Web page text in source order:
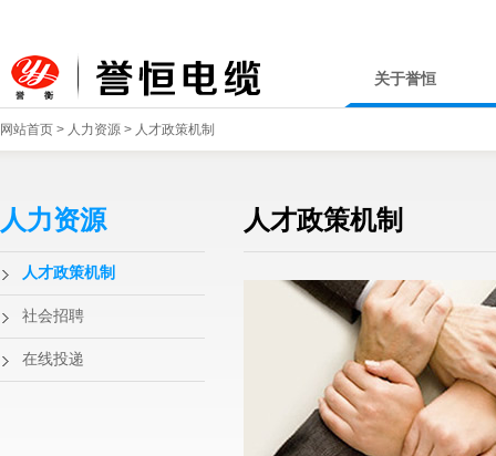
关于誉恒
网站首页 > 人力资源 > 人才政策机制
人力资源
人才政策机制
社会招聘
在线投递
人才政策机制